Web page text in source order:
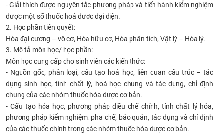
- Giải thích được nguyên tắc phương pháp và tiến hành kiểm nghiệm
được một số thuốc hoá dược đại diện.
2. Học phần tiên quyết:
Hóa đại cương – vô cơ, Hóa hữu cơ, Hóa phân tích, Vật lý – Hóa lý.
3. Mô tả môn học/ học phần:
Môn học cung cấp cho sinh viên các kiến thức:
- Nguồn gốc, phân loại, cấu tạo hoá học, liên quan cấu trúc – tác
dụng sinh học, tính chất lý, hoá học chung và tác dụng, chỉ định
chung của các nhóm thuốc hóa dược cơ bản.
- Cấu tạo hóa học, phương pháp điều chế chính, tính chất lý hóa,
phương pháp kiểm nghiệm, pha chế, bảo quản, tác dụng và chỉ định
của các thuốc chính trong các nhóm thuốc hóa dược cơ bản.